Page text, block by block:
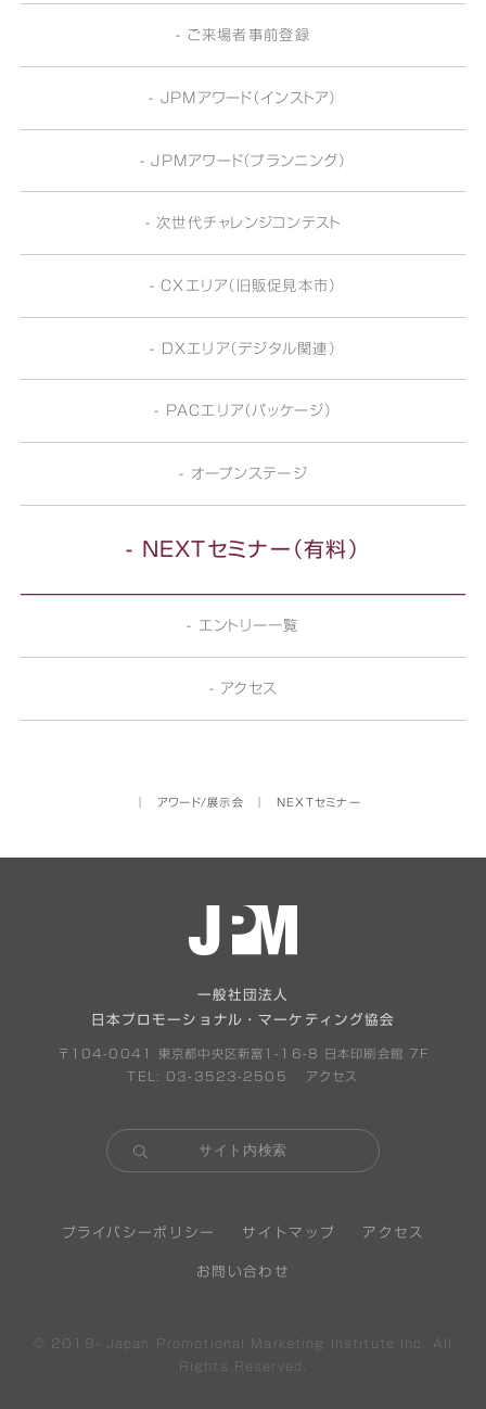
- ご来場者事前登録
- JPMアワード（インストア）
- JPMアワード（プランニング）
- 次世代チャレンジコンテスト
- CXエリア（旧販促見本市）
- DXエリア（デジタル関連）
- PACエリア（パッケージ）
- オープンステージ
- NEXTセミナー（有料）
- エントリー一覧
- アクセス
アワード/展示会 NEXTセミナー
一般社団法人
日本プロモーショナル・マーケティング協会
〒104-0041 東京都中央区新富1-16-8 日本印刷会館 7F
TEL: 03-3523-2505
アクセス
プライバシーポリシー サイトマップ アクセス
お問い合わせ
© 2019-
Japan Promotional Marketing Institute Inc. All
Rights Reserved.